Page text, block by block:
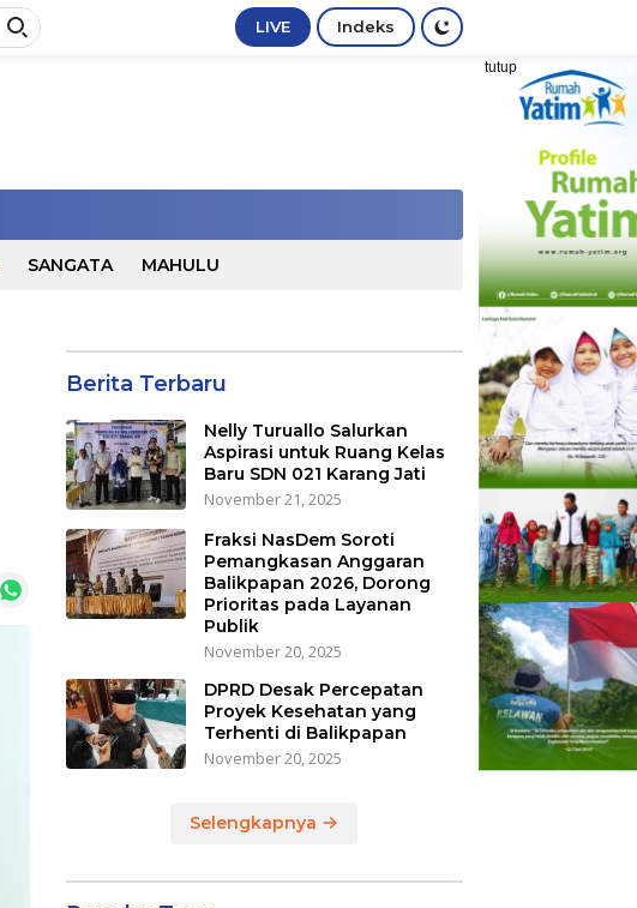
LIVE Indeks
tutup
SANGATA MAHULU
Berita Terbaru
Nelly Turuallo Salurkan
Aspirasi untuk Ruang Kelas
Baru SDN 021 Karang Jati
November 21, 2025
Fraksi NasDem Soroti
Pemangkasan Anggaran
Balikpapan 2026, Dorong
Prioritas pada Layanan
Publik
November 20, 2025
DPRD Desak Percepatan
Proyek Kesehatan yang
Terhenti di Balikpapan
November 20, 2025
Selengkapnya